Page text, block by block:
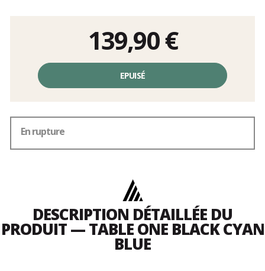
139,90 €
unitaire,
EPUISÉ
En rupture
DESCRIPTION DÉTAILLÉE DU
PRODUIT — TABLE ONE BLACK CYAN
BLUE